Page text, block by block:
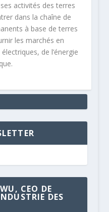
activités des terres
dans la chaîne de
à base de terres
les marchés en
de l’énergie
CEO DE
DES